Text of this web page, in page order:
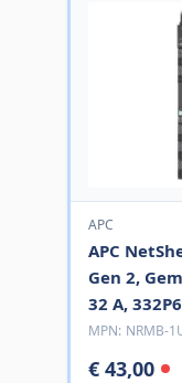
APC
APC
Gen 2,
32 A,
MPN: NRMB-
€ 43,00